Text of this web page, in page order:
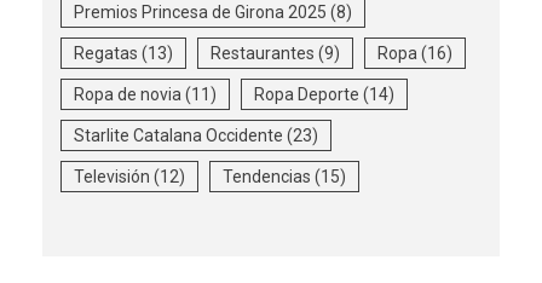
Premios Princesa de Girona 2025 (8)
Regatas (13) Restaurantes (9) Ropa (16)
Ropa de novia (11) Ropa Deporte (14)
Starlite Catalana Occidente (23)
Televisión (12) Tendencias (15)